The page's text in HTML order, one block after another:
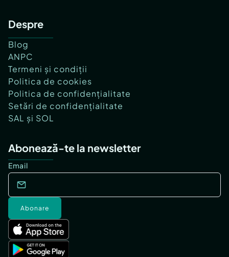
Despre
Blog
ANPC
Termeni și condiții
Politica de cookies
Politica de confidențialitate
Setări de confidențialitate
SAL și SOL
Abonează-te la newsletter
Email
Abonare